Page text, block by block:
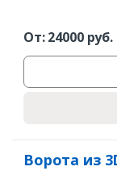
От:24000руб.
Ворота из